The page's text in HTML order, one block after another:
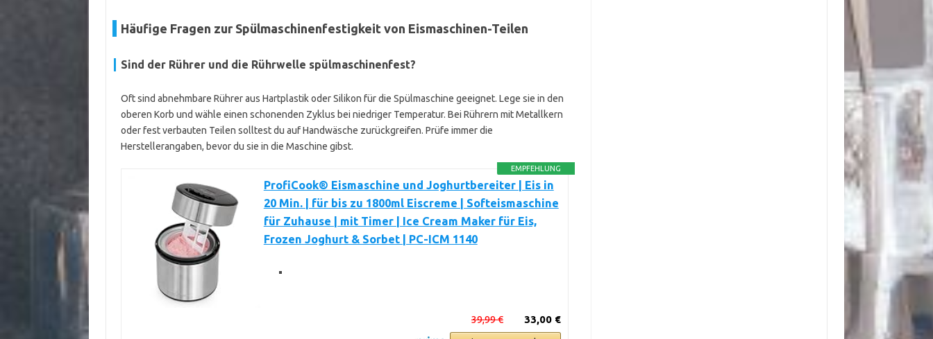
Häufige Fragen zur Spülmaschinenfestigkeit von Eismaschinen-Teilen
Sind der Rührer und die Rührwelle spülmaschinenfest?
Oft sind abnehmbare Rührer aus Hartplastik oder Silikon für die Spülmaschine geeignet. Lege sie in den
oberen Korb und wähle einen schonenden Zyklus bei niedriger Temperatur. Bei Rührern mit Metallkern
oder fest verbauten Teilen solltest du auf Handwäsche zurückgreifen. Prüfe immer die
Herstellerangaben, bevor du sie in die Maschine gibst.
EMPFEHLUNG
ProfiCook® Eismaschine und Joghurtbereiter | Eis in
20 Min. | für bis zu 1800ml Eiscreme | Softeismaschine
für Zuhause | mit Timer | Ice Cream Maker für Eis,
Frozen Joghurt & Sorbet | PC-ICM 1140
33,00 €
39,99 €